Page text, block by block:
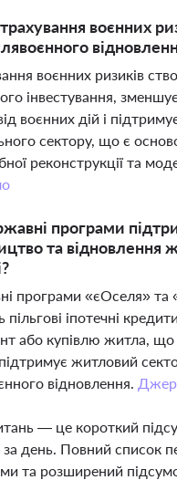
воєнних
воєнних ризиків
інвестування,
воєнних дій і
сектору, що є
реконструкції та
програми
та відновлення
програми «єОселя» та
пільгові іпотечні
або купівлю житла,
житловий
відновлення.
— це короткий
за день. Повний список
та розширений